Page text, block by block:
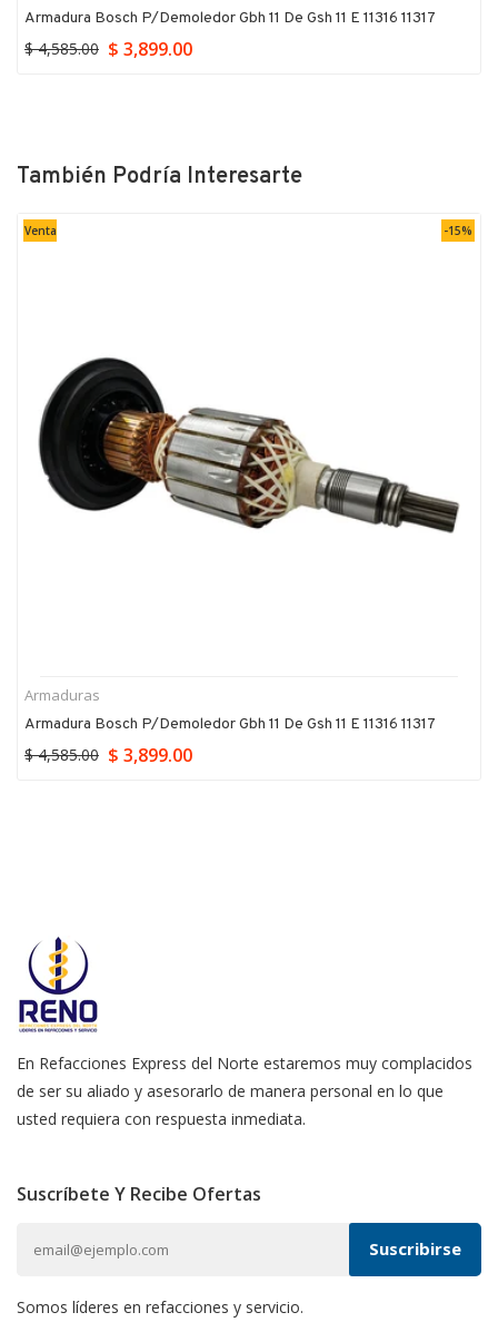
Armadura Bosch P/demoledor Gbh 11 De Gsh 11 E 11316 11317
$ 4,585.00 $ 3,899.00
También Podría Interesarte
Venta -15%
Armaduras
Armadura Bosch P/demoledor Gbh 11 De Gsh 11 E 11316 11317
$ 4,585.00 $ 3,899.00
En Refacciones Express del Norte estaremos muy complacidos
de ser su aliado y asesorarlo de manera personal en lo que
usted requiera con respuesta inmediata.
Suscríbete Y Recibe Ofertas
Somos líderes en refacciones y servicio.